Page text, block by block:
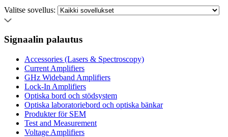
Valitse sovellus:
Signaalin palautus
Accessories (Lasers & Spectroscopy)
Current Amplifiers
GHz Wideband Amplifiers
Lock-In Amplifiers
Optiska bord och stödsystem
Optiska laboratoriebord och optiska bänkar
Produkter för SEM
Test and Measurement
Voltage Amplifiers